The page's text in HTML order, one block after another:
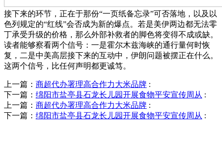
接下来的环节，正在于那份“一页纸备忘录”可否落地，以及以
色列规定的“红线”会否成为新的爆点。若是美伊两边都无法零
丁承受升级的价格，那么外部补救者的脚色将变得不成或缺。
读者能够察看两个信号：一是霍尔木兹海峡的通行量何时恢
复，二是中美高层接下来的互动中，伊朗问题被摆正在什么。
这两个信号，比任何声明都更诚笃。
上一篇： 商超代办署理高合作力大米品牌 :
下一篇： 绵阳市盐亭县石龙长儿园开展食物平安宣传周从 :
上一篇： 商超代办署理高合作力大米品牌 :
下一篇： 绵阳市盐亭县石龙长儿园开展食物平安宣传周从 :